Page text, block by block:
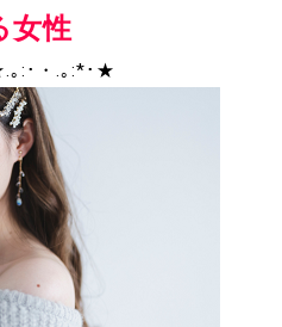
女性
｡:･・.｡:*･★